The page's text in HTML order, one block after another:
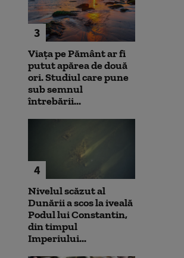
„Mai
câștiga două-trei
Ce se va întâmpla cu
2 de la Cernavodă
Cristian Păun,
scăderea
„Poporul
plată, fie prin
inflație”
3
Viața pe Pământ ar fi
putut apărea de două
ori. Studiul care pune
sub semnul
întrebării...
4
Nivelul scăzut al
Dunării a scos la iveală
Podul lui Constantin,
din timpul
Imperiului...